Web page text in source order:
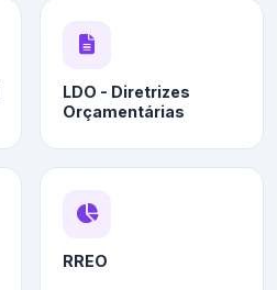
LDO - Diretrizes
Orçamentárias
RREO